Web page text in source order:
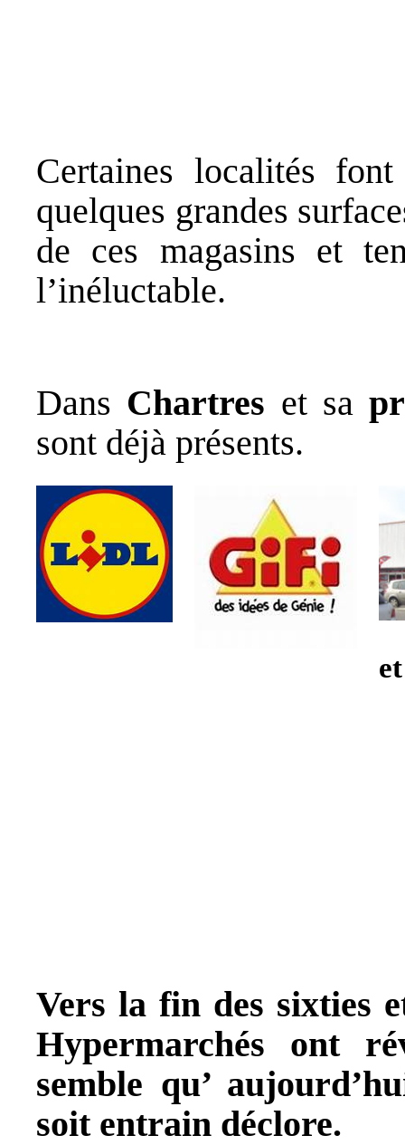
Certaines localités
quelques grandes
de ces magasins et
l’inéluctable.
Dans Chartres et sa
sont déjà présents.
Vers la fin des sixties
Hypermarchés ont
semble qu’
soit entrain déclore.